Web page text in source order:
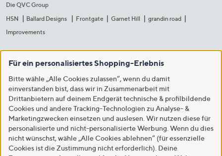
Die QVC Group
HSN
Ballard Designs Frontgate Garnet Hill
grandin road
Improvements
Für ein personalisiertes Shopping-Erlebnis
Bitte wähle „Alle Cookies zulassen“, wenn du damit
einverstanden bist, dass wir in Zusammenarbeit mit
Drittanbietern auf deinem Endgerät technische & profilbildende
Cookies und andere Tracking-Technologien zu Analyse- &
Marketingzwecken einsetzen und auslesen. Wir nutzen diese für
personalisierte und nicht-personalisierte Werbung. Wenn du dies
nicht wünschst, wähle „Alle Cookies ablehnen“ (für essenzielle
Cookies ist die Zustimmung nicht erforderlich). Deine